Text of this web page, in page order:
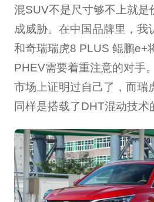
混SUV不是尺寸够不上就是
成威胁。在中国品牌里，我
和奇瑞瑞虎8 PLUS 鲲鹏e+
PHEV需要着重注意的对手
市场上证明过自己了，而瑞
同样是搭载了DHT混动技术